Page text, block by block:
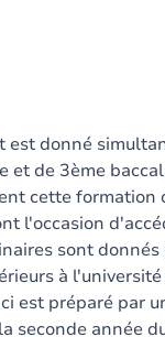
est donné
et de 3ème
cette formation
l'occasion
sont donnés
à
est préparé par
seconde année